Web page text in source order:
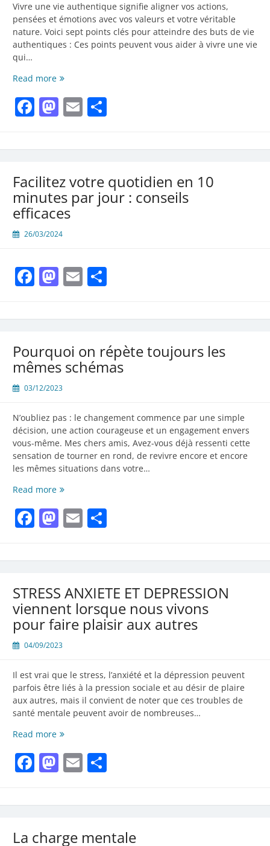
Vivre une vie authentique signifie aligner vos actions,
pensées et émotions avec vos valeurs et votre véritable
nature. Voici sept points clés pour atteindre des buts de vie
authentiques : Ces points peuvent vous aider à vivre une vie
qui…
Read moreButs
vie
authentiques
Facebook
Mastodon
Email
Facilitez votre quotidien en 10
minutes par jour : conseils
efficaces
26/03/2024
Facebook
Mastodon
Email
Pourquoi on répète toujours les
mêmes schémas
03/12/2023
N’oubliez pas : le changement commence par une simple
décision, une action courageuse et un engagement envers
vous-même. Mes chers amis, Avez-vous déjà ressenti cette
sensation de tourner en rond, de revivre encore et encore
les mêmes situations dans votre…
Read morePourquoi
répète
toujours
Facebook
Mastodon
Email
STRESS ANXIETE ET DEPRESSION
viennent lorsque nous vivons
pour faire plaisir aux autres
04/09/2023
Il est vrai que le stress, l’anxiété et la dépression peuvent
parfois être liés à la pression sociale et au désir de plaire
aux autres, mais il convient de noter que ces troubles de
santé mentale peuvent avoir de nombreuses…
Read moreSTRESS
DEPRESSION
pour
Facebook
Mastodon
Email
La charge mentale